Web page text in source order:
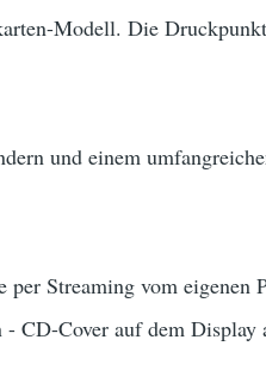
Modell. Die
und einem
Streaming vom eigenen
CD-Cover auf dem Display